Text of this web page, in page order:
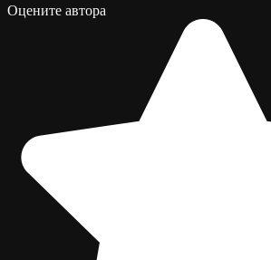
Оцените автора